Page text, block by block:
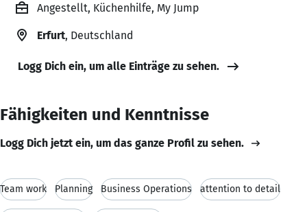
Angestellt, Küchenhilfe, My Jump
Erfurt, Deutschland
Logg Dich ein, um alle Einträge zu sehen.
Fähigkeiten und Kenntnisse
Logg Dich jetzt ein, um das ganze Profil zu sehen.
Team work Planning Business Operations attention to detail